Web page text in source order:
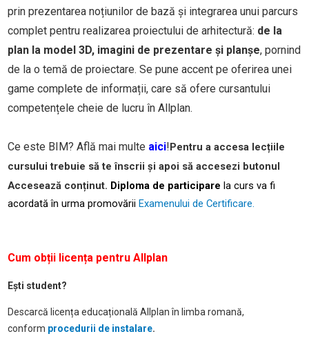
prin prezentarea noțiunilor de bază și integrarea unui parcurs
complet pentru realizarea proiectului de arhitectură: de la
plan la model 3D, imagini de prezentare și planșe, pornind
de la o temă de proiectare. Se pune accent pe oferirea unei
game complete de informații, care să ofere cursantului
competențele cheie de lucru în Allplan.
Ce este BIM? Află mai multe aici!Pentru a accesa lecțiile
cursului trebuie să te înscrii și apoi să accesezi butonul
Accesează conținut. Diploma de participare la curs va fi
acordată în urma promovării Examenului de Certificare.
Cum obții licența pentru Allplan
Ești student?
Descarcă licența educațională Allplan în limba romană,
conform procedurii de instalare.